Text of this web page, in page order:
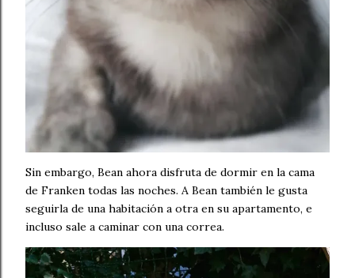
Sin embargo, Bean ahora disfruta de dormir en la cama
de Franken todas las noches. A Bean también le gusta
seguirla de una habitación a otra en su apartamento, e
incluso sale a caminar con una correa.